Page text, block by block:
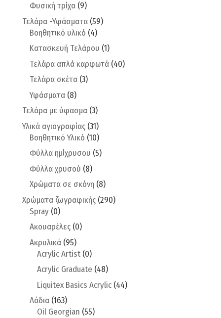
Φυσική τρίχα (9)
Τελάρα -Υφάσματα (59)
Βοηθητικό υλικό (4)
Κατασκευή Τελάρου (1)
Τελάρα απλά καρφωτά (40)
Τελάρα σκέτα (3)
Υφάσματα (8)
Τελάρα με ύφασμα (3)
Υλικά αγιογραφίας (31)
Βοηθητικό Υλικό (10)
Φύλλα ημίχρυσου (5)
Φύλλα χρυσού (8)
Χρώματα σε σκόνη (8)
Χρώματα ζωγραφικής (290)
Spray (0)
Ακουαρέλες (0)
Ακρυλικά (95)
Acrylic Artist (0)
Acrylic Graduate (48)
Liquitex Basics Acrylic (44)
Λάδια (163)
Oil Georgian (55)